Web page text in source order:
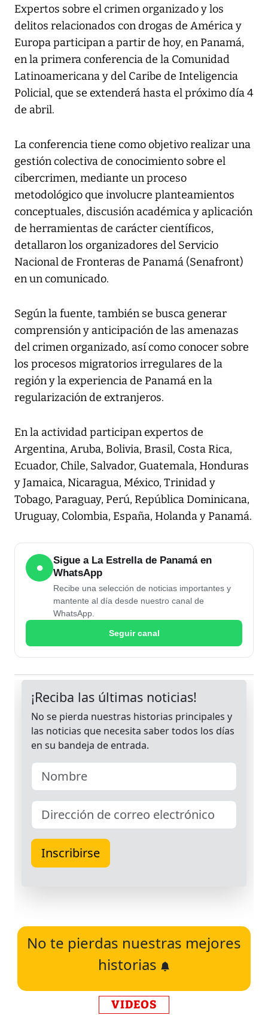
Expertos sobre el crimen organizado y los
delitos relacionados con drogas de América y
Europa participan a partir de hoy, en Panamá,
en la primera conferencia de la Comunidad
Latinoamericana y del Caribe de Inteligencia
Policial, que se extenderá hasta el próximo día 4
de abril.
La conferencia tiene como objetivo realizar una
gestión colectiva de conocimiento sobre el
cibercrimen, mediante un proceso
metodológico que involucre planteamientos
conceptuales, discusión académica y aplicación
de herramientas de carácter científicos,
detallaron los organizadores del Servicio
Nacional de Fronteras de Panamá (Senafront)
en un comunicado.
Según la fuente, también se busca generar
comprensión y anticipación de las amenazas
del crimen organizado, así como conocer sobre
los procesos migratorios irregulares de la
región y la experiencia de Panamá en la
regularización de extranjeros.
En la actividad participan expertos de
Argentina, Aruba, Bolivia, Brasil, Costa Rica,
Ecuador, Chile, Salvador, Guatemala, Honduras
y Jamaica, Nicaragua, México, Trinidad y
Tobago, Paraguay, Perú, República Dominicana,
Uruguay, Colombia, España, Holanda y Panamá.
●
Sigue a La Estrella de Panamá en
WhatsApp
Recibe una selección de noticias importantes y
mantente al día desde nuestro canal de
WhatsApp.
Seguir canal
No te pierdas nuestras mejores
historias
VIDEOS